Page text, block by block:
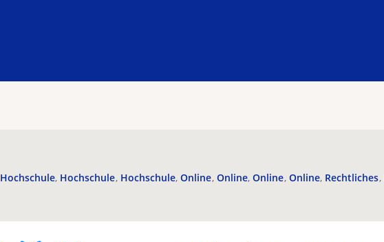
Hochschule Hochschule Hochschule Online Online Online Online Rechtliches